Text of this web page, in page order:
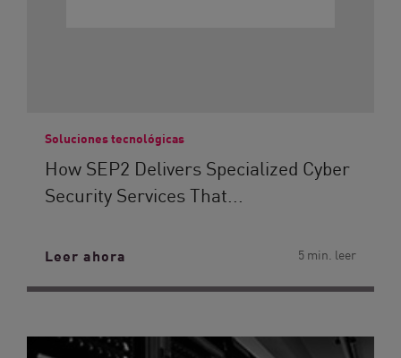
Soluciones tecnológicas
How SEP2 Delivers Specialized Cyber
Security Services That...
Leer ahora 5 min. leer